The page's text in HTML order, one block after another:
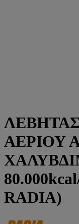
ΑΕΡΙΟΥ
RADIA)